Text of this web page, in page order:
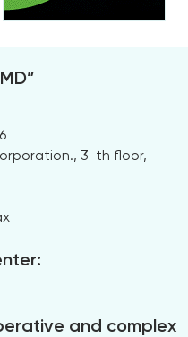
3-th floor,
and complex